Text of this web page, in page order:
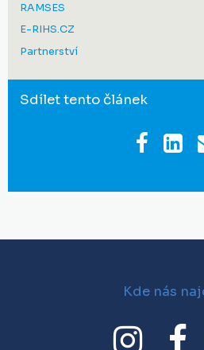
RAMSES
E-RIHS.CZ
Partnerství
Sdílet tento článek
Kde nás